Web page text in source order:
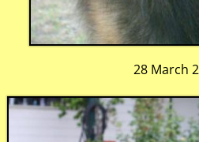
28 March